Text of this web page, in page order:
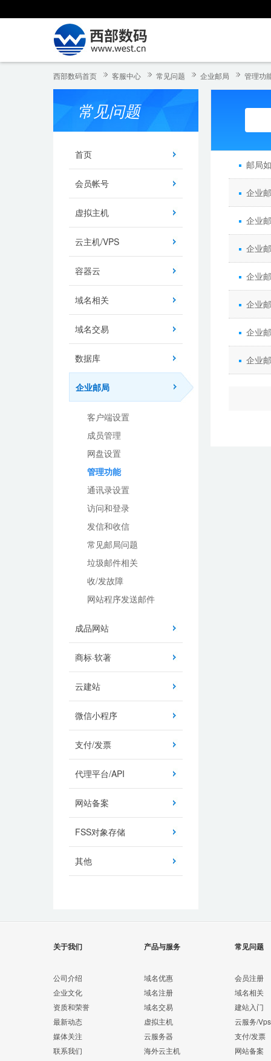
西部数码首页 客服中心 常见问题 企业邮局 管理功
常见问题
首页
会员帐号
虚拟主机
云主机/VPS
容器云
域名相关
域名交易
数据库
企业邮局
客户端设置
成员管理
网盘设置
管理功能
通讯录设置
访问和登录
发信和收信
常见邮局问题
垃圾邮件相关
收/发故障
网站程序发送邮件
成品网站
商标·软著
云建站
微信小程序
支付/发票
代理平台/API
网站备案
FSS对象存储
其他
邮局
企业
企业
企业
企业
企业
企业
企业
关于我们
公司介绍
企业文化
资质和荣誉
最新动态
媒体关注
联系我们
产品与服务
域名优惠
域名注册
域名交易
虚拟主机
云服务器
海外云主机
常见问题
会员注册
域名相关
建站入门
云服务/Vps
支付/发票
网站备案